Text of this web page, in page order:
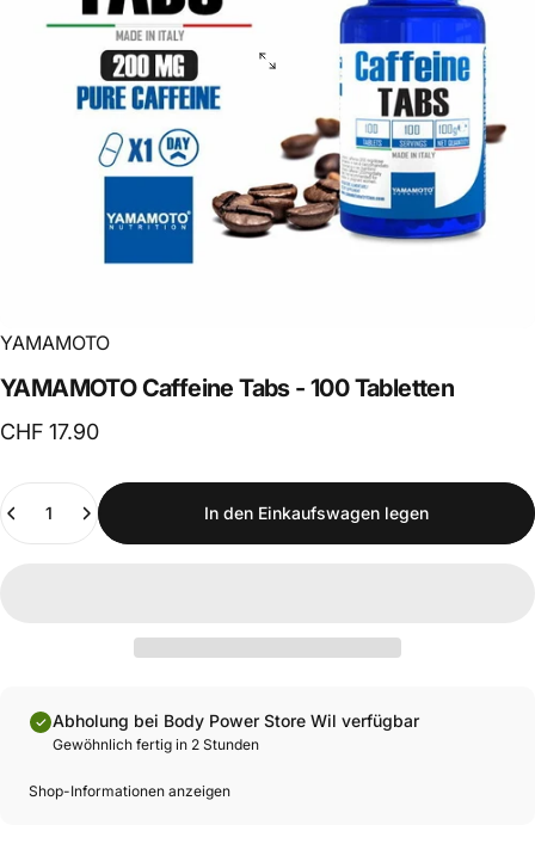
YAMAMOTO
YAMAMOTOCaffeine Tabs - 100Tabletten
CHF 17.90
Anzahl
In den Einkaufswagen legen
Abholung bei Body Power Store Wil verfügbar
Gewöhnlich fertig in 2 Stunden
Shop-Informationen anzeigen